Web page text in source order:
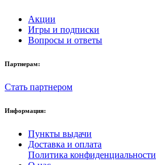
Акции
Игры и подписки
Вопросы и ответы
Партнерам:
Стать партнером
Информация:
Пункты выдачи
Доставка и оплата
Политика конфиденциальности